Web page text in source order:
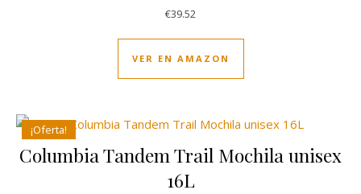
€39.52
VER EN AMAZON
¡Oferta!
Columbia Tandem Trail Mochila unisex
16L